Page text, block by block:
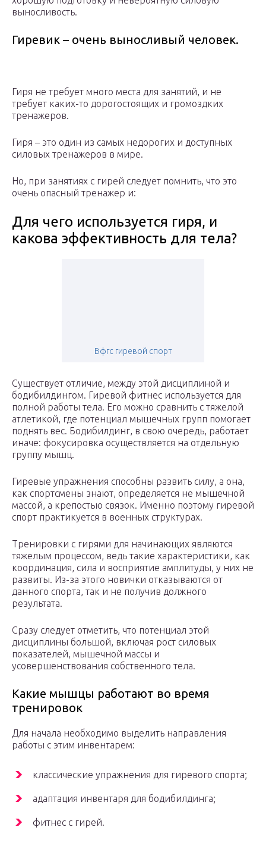
выносливость.
Гиревик – очень выносливый человек.
Гиря не требует много места для занятий, и не
требует каких-то дорогостоящих и громоздких
тренажеров.
Гиря – это один из самых недорогих и доступных
силовых тренажеров в мире.
Но, при занятиях с гирей следует помнить, что это
очень опасный тренажер и:
Для чего используется гиря, и
какова эффективность для тела?
Вфгс гиревой спорт
Существует отличие, между этой дисциплиной и
бодибилдингом. Гиревой фитнес используется для
полной работы тела. Его можно сравнить с тяжелой
атлетикой, где потенциал мышечных групп помогает
поднять вес. Бодибилдинг, в свою очередь, работает
иначе: фокусировка осуществляется на отдельную
группу мышц.
Гиревые упражнения способны развить силу, а она,
как спортсмены знают, определяется не мышечной
массой, а крепостью связок. Именно поэтому гиревой
спорт практикуется в военных структурах.
Тренировки с гирями для начинающих являются
тяжелым процессом, ведь такие характеристики, как
координация, сила и восприятие амплитуды, у них не
развиты. Из-за этого новички отказываются от
данного спорта, так и не получив должного
результата.
Сразу следует отметить, что потенциал этой
дисциплины большой, включая рост силовых
показателей, мышечной массы и
усовершенствования собственного тела.
Какие мышцы работают во время
тренировок
Для начала необходимо выделить направления
работы с этим инвентарем:
классические упражнения для гиревого спорта;
адаптация инвентаря для бодибилдинга;
фитнес с гирей.